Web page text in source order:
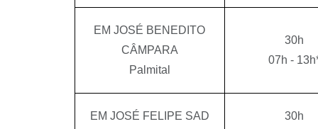
EM JOSÉ BENEDITO
CÂMPARA
Palmital
30h
07h -
EM JOSÉ FELIPE SAD
30h